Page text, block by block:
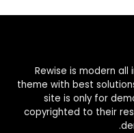
Rewise is modern
theme with best
site is only for
copyrighted to their